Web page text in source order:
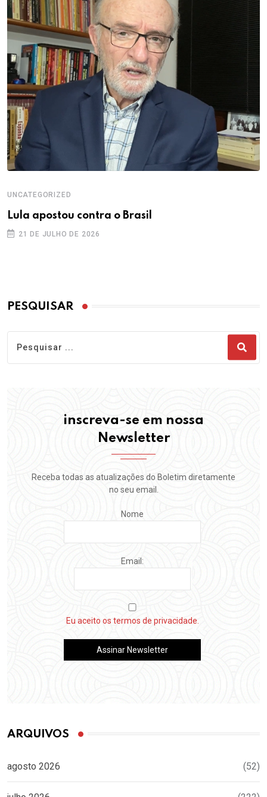
UNCATEGORIZED
Lula apostou contra o Brasil
21 DE JULHO DE 2026
PESQUISAR
inscreva-se em nossa
Newsletter
Receba todas as atualizações do Boletim diretamente
no seu email.
Nome
Email:
Eu aceito os termos de privacidade.
ARQUIVOS
agosto 2026 (52)